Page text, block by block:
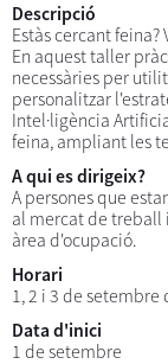
Descripció
Estàs cercant
En aquest taller
necessàries per
personalitzar
Intel·ligència
feina, ampliant les
A qui es dirigeix?
A persones que
al mercat de treball
àrea d'ocupació.
Horari
1, 2 i 3 de setembre
Data d'inici
1 de setembre